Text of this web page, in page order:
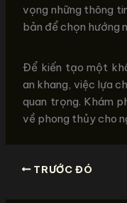
vọng những thông
bản để chọn hướng
Để kiến tạo một
an khang, việc lựa
quan trọng. Khám
về phong thủy cho
TRƯỚC ĐÓ